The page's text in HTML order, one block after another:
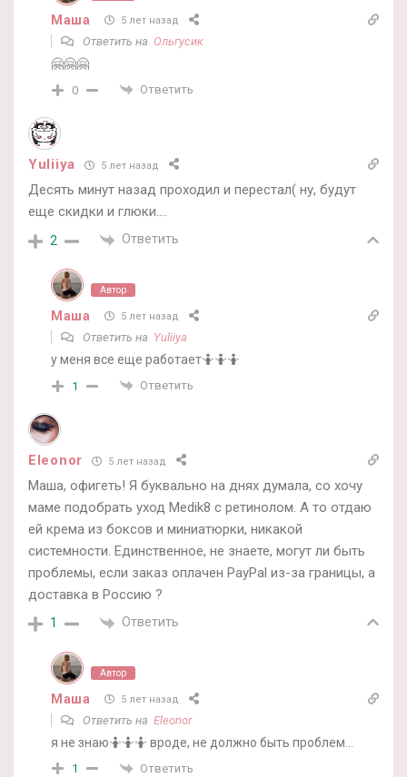
Маша 5 лет назад
Ответить на Ольгусик
🤗🤗🤗
0 Ответить
Yuliiya 5 лет назад
Десять минут назад проходил и перестал( ну, будут
еще скидки и глюки….
2 Ответить
Автор
Маша 5 лет назад
Ответить на Yuliiya
у меня все еще работает🤷🤷🤷
1 Ответить
Eleonor 5 лет назад
Маша, офигеть! Я буквально на днях думала, со хочу
маме подобрать уход Medik8 с ретинолом. А то отдаю
ей крема из боксов и миниатюрки, никакой
системности. Единственное, не знаете, могут ли быть
проблемы, если заказ оплачен PayPal из-за границы, а
доставка в Россию ?
1 Ответить
Автор
Маша 5 лет назад
Ответить на Eleonor
я не знаю🤷🤷🤷 вроде, не должно быть проблем…
1 Ответить